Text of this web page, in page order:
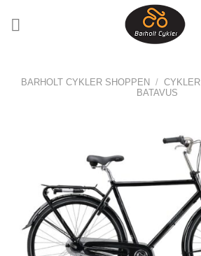
BARHOLT CYKLER SHOPPEN / CYKLER
BATAVUS